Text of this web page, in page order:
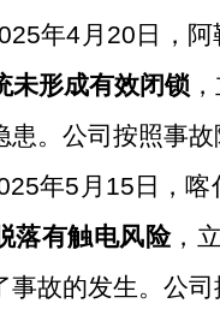
年4 月 20 日，
未形成有效闭锁 ，
患。 公司按照事故
年5 月 15 日，喀
落有触电风险，
事故的发生。 公司